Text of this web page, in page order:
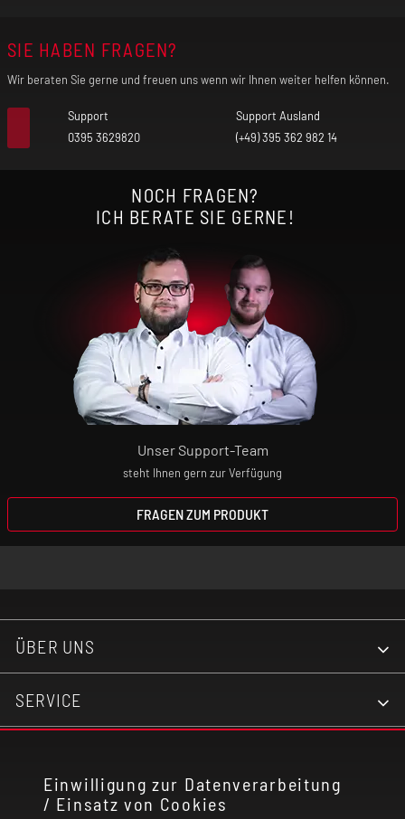
Einwilligung zur Datenverarbeitung
/ Einsatz von Cookies
Anschluss: USB-C
Schutzfunktionen: Abschaltautomatik,
Kurzschlussschutz, Tiefenentladungsschutz und
Zugverhalten: MTL
Liquidkapazität: 2 ml
Befüllmechanismus: Side-Fill
Airflow: Side
APX Cartridge 0,8 Ohm 13-18 W
SIE HABEN FRAGEN?
Wir beraten Sie gerne und freuen uns wenn wir Ihnen weiter helfen können.
Support
0395 3629820
Support Ausland
(+49) 395 362 982 14
NOCH FRAGEN?
ICH BERATE SIE GERNE!
Unser Support-Team
steht Ihnen gern zur Verfügung
FRAGEN ZUM PRODUKT
ÜBER UNS
SERVICE
RECHTLICHES